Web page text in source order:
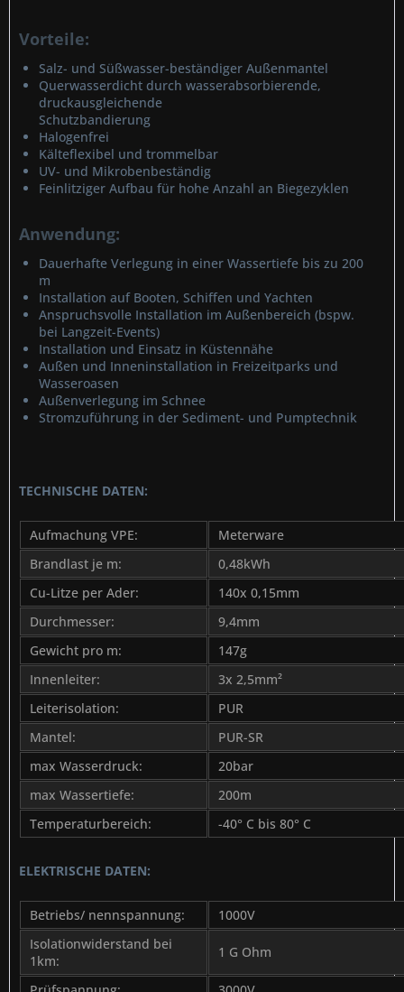
Vorteile:
Salz- und Süßwasser-beständiger Außenmantel
Querwasserdicht durch wasserabsorbierende,
druckausgleichende
Schutzbandierung
Halogenfrei
Kälteflexibel und trommelbar
UV- und Mikrobenbeständig
Feinlitziger Aufbau für hohe Anzahl an Biegezyklen
Anwendung:
Dauerhafte Verlegung in einer Wassertiefe bis zu 200
m
Installation auf Booten, Schiffen und Yachten
Anspruchsvolle Installation im Außenbereich (bspw.
bei Langzeit-Events)
Installation und Einsatz in Küstennähe
Außen und Inneninstallation in Freizeitparks und
Wasseroasen
Außenverlegung im Schnee
Stromzuführung in der Sediment- und Pumptechnik
TECHNISCHE DATEN:
Aufmachung VPE:
Meterware
Brandlast je m:
0,48kWh
Cu-Litze per Ader:
140x 0,15mm
Durchmesser:
9,4mm
Gewicht pro m:
147g
Innenleiter:
3x 2,5mm²
Leiterisolation:
PUR
Mantel:
PUR-SR
max Wasserdruck:
20bar
max Wassertiefe:
200m
Temperaturbereich:
-40° C bis 80° C
ELEKTRISCHE DATEN:
Betriebs/ nennspannung:
1000V
Isolationwiderstand bei
1km:
1 G Ohm